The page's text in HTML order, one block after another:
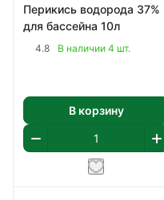
Перикись водорода 37%
для бассейна 10л
4.8 В наличии 4 шт.
В корзину